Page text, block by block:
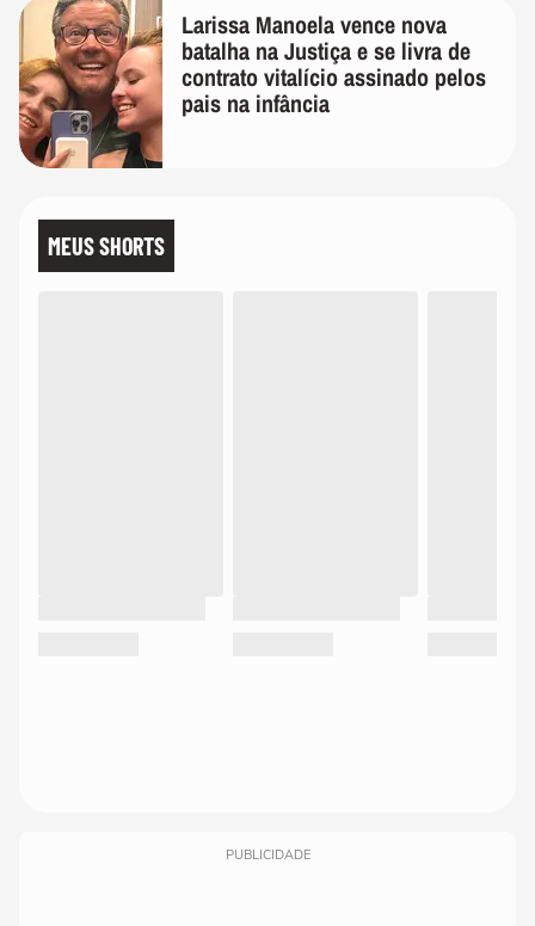
Larissa Manoela vence nova
batalha na Justiça e se livra de
contrato vitalício assinado pelos
pais na infância
MEUS SHORTS
PUBLICIDADE